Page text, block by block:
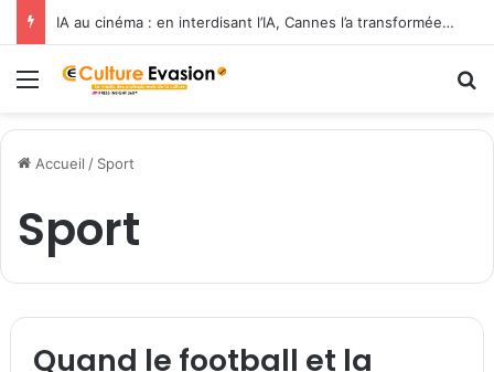
IA au cinéma : en interdisant l’IA, Cannes l’a transformée en label de luxe
Menu
Accueil / Sport
Sport
Quand le football et la